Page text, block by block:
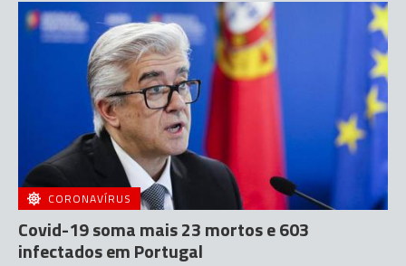
CORONAVÍRUS
Covid-19 soma mais 23 mortos e 603
infectados em Portugal